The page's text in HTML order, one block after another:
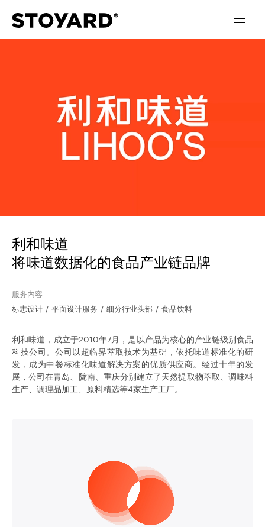
利和味道
将味道数据化的食品产业链品牌
服务内容
标志设计
平面设计服务 细分行业头部 食品饮料
利和味道，成立于2010年7月，是以产品为核心的产业链级别食品
科技公司。公司以超临界萃取技术为基础，依托味道标准化的研
发，成为中餐标准化味道解决方案的优质供应商。经过十年的发
展，公司在青岛、陇南、重庆分别建立了天然提取物萃取、调味料
生产、调理品加工、原料精选等4家生产工厂。